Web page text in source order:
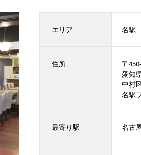
エリア 名駅
住所
〒
愛知
中村
名駅
最寄り駅 名古